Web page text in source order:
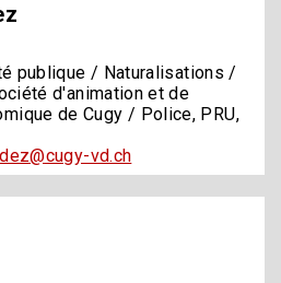
publique / Naturalisations /
d'animation et de
de Cugy / Police, PRU,
vd.ch